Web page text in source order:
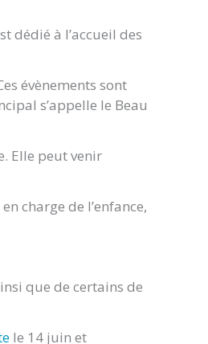
dédié à l’accueil des
évènements sont
s’appelle le Beau
Elle peut venir
charge de l’enfance,
que de certains de
le 14 juin et